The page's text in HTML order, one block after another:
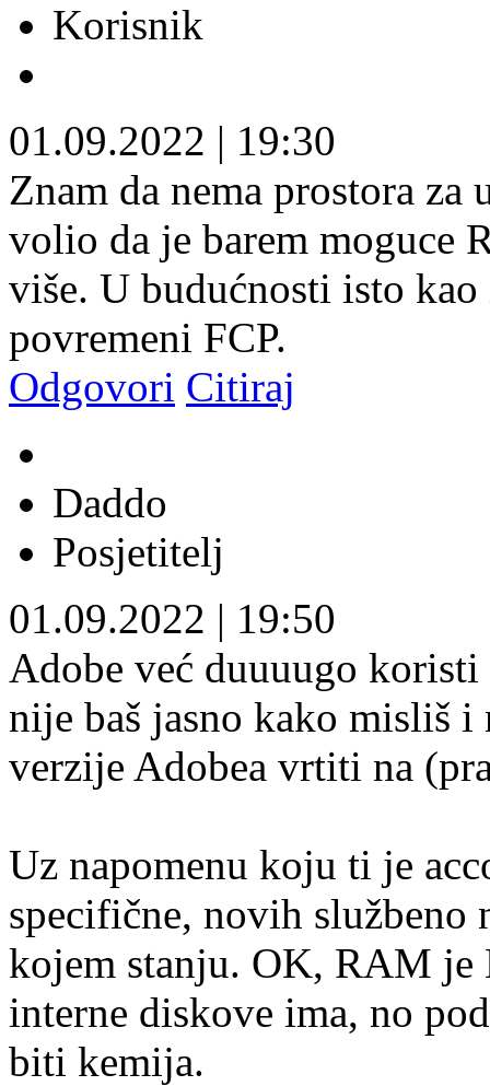
Korisnik
01.09.2022 | 19:30
Znam da nema prostora za
volio da je barem moguce
više. U budućnosti isto
povremeni FCP.
Odgovori Citiraj
Daddo
Posjetitelj
01.09.2022 | 19:50
Adobe već duuuugo
nije baš jasno kako misliš i
verzije Adobea vrtiti na
Uz napomenu koju ti je
specifične, novih službeno
kojem stanju. OK, RAM je
interne diskove ima, no
biti kemija.